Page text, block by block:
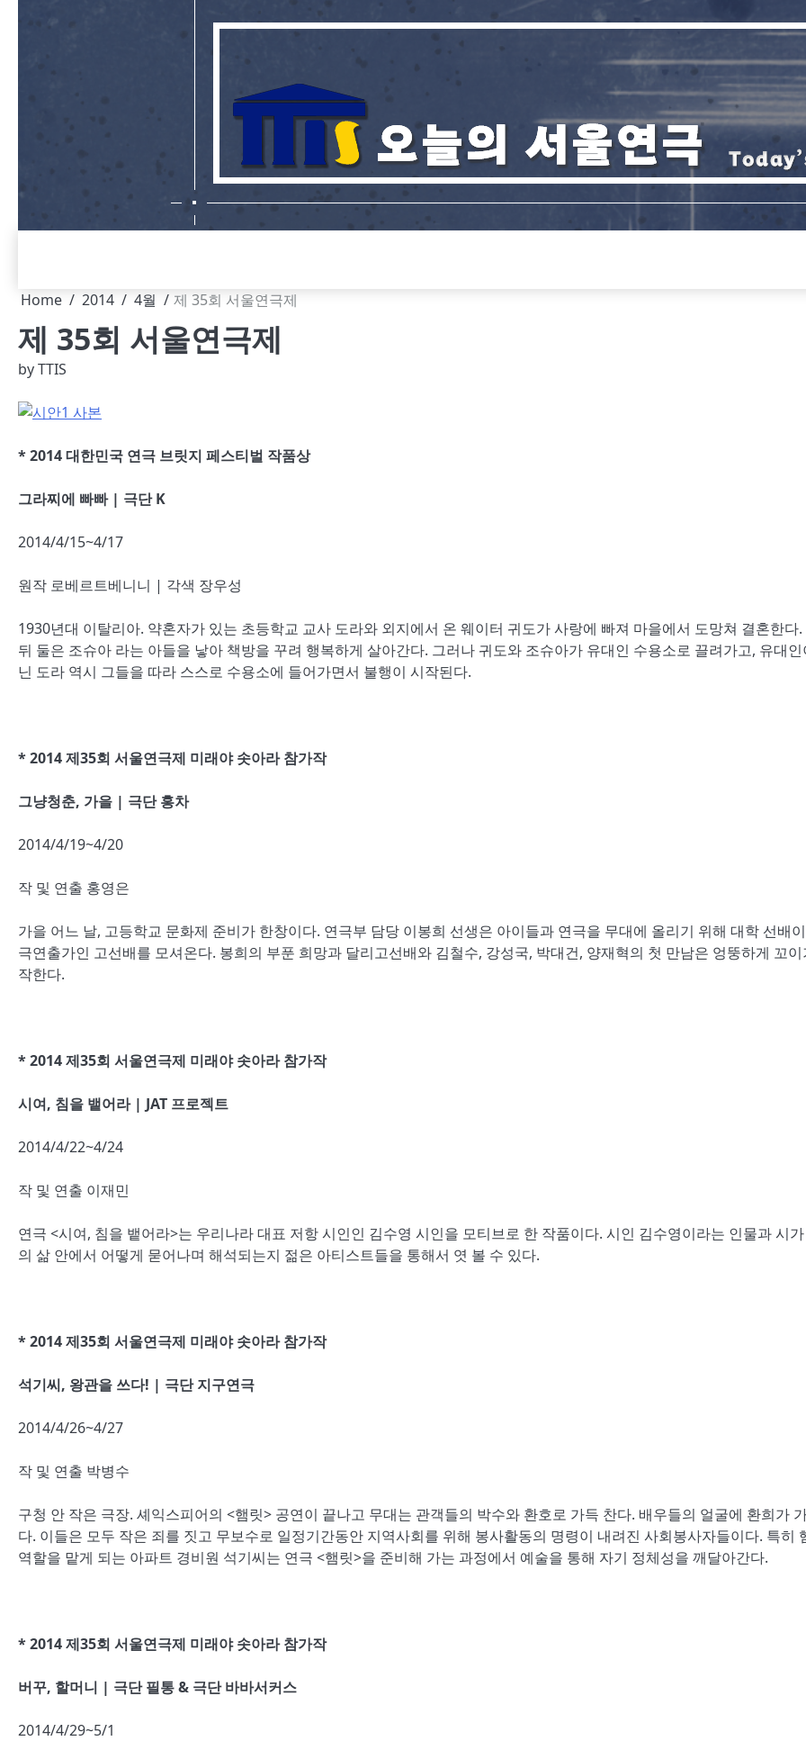
Home 2014 4월 제 35회 서울연극제
제 35회 서울연극제
byTTIS
* 2014 대한민국 연극 브릿지 페스티벌 작품상
그라찌에 빠빠 | 극단 K
2014/4/15~4/17
원작 로베르트베니니 | 각색 장우성
1930년대 이탈리아. 약혼자가 있는 초등학교 교사 도라와 외지에서 온 웨이터 귀도가 사랑에 빠져 마을에서 도망쳐 결혼한다
뒤 둘은 조슈아 라는 아들을 낳아 책방을 꾸려 행복하게 살아간다. 그러나 귀도와 조슈아가 유대인 수용소로 끌려가고, 유대
닌 도라 역시 그들을 따라 스스로 수용소에 들어가면서 불행이 시작된다.
* 2014 제35회 서울연극제 미래야 솟아라 참가작
그냥청춘, 가을 | 극단 홍차
2014/4/19~4/20
작 및 연출 홍영은
가을 어느 날, 고등학교 문화제 준비가 한창이다. 연극부 담당 이봉희 선생은 아이들과 연극을 무대에 올리기 위해 대학 선배
극연출가인 고선배를 모셔온다. 봉희의 부푼 희망과 달리고선배와 김철수, 강성국, 박대건, 양재혁의 첫 만남은 엉뚱하게 꼬
작한다.
* 2014 제35회 서울연극제 미래야 솟아라 참가작
시여, 침을 뱉어라 | JAT 프로젝트
2014/4/22~4/24
작 및 연출 이재민
연극 <시여, 침을 뱉어라>는 우리나라 대표 저항 시인인 김수영 시인을 모티브로 한 작품이다. 시인 김수영이라는 인물과 시
의 삶 안에서 어떻게 묻어나며 해석되는지 젊은 아티스트들을 통해서 엿 볼 수 있다.
* 2014 제35회 서울연극제 미래야 솟아라 참가작
석기씨, 왕관을 쓰다! | 극단 지구연극
2014/4/26~4/27
작 및 연출 박병수
구청 안 작은 극장. 셰익스피어의 <햄릿> 공연이 끝나고 무대는 관객들의 박수와 환호로 가득 찬다. 배우들의 얼굴에 환희가
다. 이들은 모두 작은 죄를 짓고 무보수로 일정기간동안 지역사회를 위해 봉사활동의 명령이 내려진 사회봉사자들이다. 특히
역할을 맡게 되는 아파트 경비원 석기씨는 연극 <햄릿>을 준비해 가는 과정에서 예술을 통해 자기 정체성을 깨달아간다.
* 2014 제35회 서울연극제 미래야 솟아라 참가작
버꾸, 할머니 | 극단 필통 & 극단 바바서커스
2014/4/29~5/1